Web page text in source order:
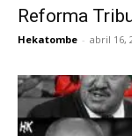
Reforma
Hekatombe - abril 16,